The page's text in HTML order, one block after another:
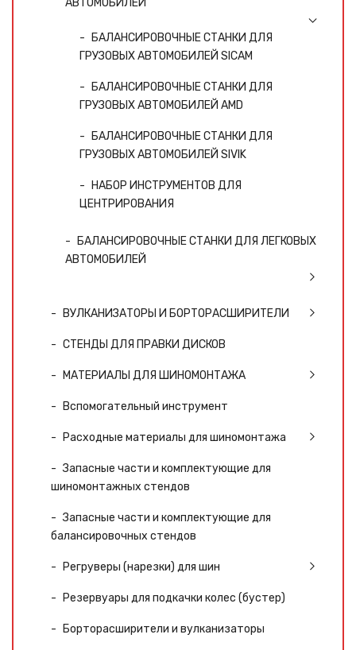
АВТОМОБИЛЕЙ
БАЛАНСИРОВОЧНЫЕ СТАНКИ ДЛЯ
ГРУЗОВЫХ АВТОМОБИЛЕЙ SICAM
БАЛАНСИРОВОЧНЫЕ СТАНКИ ДЛЯ
ГРУЗОВЫХ АВТОМОБИЛЕЙ AMD
БАЛАНСИРОВОЧНЫЕ СТАНКИ ДЛЯ
ГРУЗОВЫХ АВТОМОБИЛЕЙ SIVIK
НАБОР ИНСТРУМЕНТОВ ДЛЯ
ЦЕНТРИРОВАНИЯ
БАЛАНСИРОВОЧНЫЕ СТАНКИ ДЛЯ ЛЕГКОВЫХ
АВТОМОБИЛЕЙ
ВУЛКАНИЗАТОРЫ И БОРТОРАСШИРИТЕЛИ
СТЕНДЫ ДЛЯ ПРАВКИ ДИСКОВ
МАТЕРИАЛЫ ДЛЯ ШИНОМОНТАЖА
Вспомогательный инструмент
Расходные материалы для шиномонтажа
Запасные части и комплектующие для
шиномонтажных стендов
Запасные части и комплектующие для
балансировочных стендов
Регруверы (нарезки) для шин
Резервуары для подкачки колес (бустер)
Борторасширители и вулканизаторы